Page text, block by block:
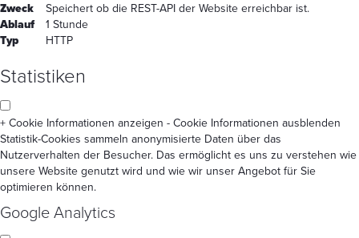
Zweck
Speichert ob die REST-API der Website erreichbar ist.
Ablauf
1 Stunde
Typ
HTTP
Statistiken
+ Cookie Informationen anzeigen - Cookie Informationen ausblenden
Statistik-Cookies sammeln anonymisierte Daten über das
Nutzerverhalten der Besucher. Das ermöglicht es uns zu verstehen wie
unsere Website genutzt wird und wie wir unser Angebot für Sie
optimieren können.
Google Analytics